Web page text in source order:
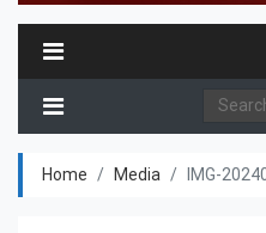
Home Media IMG-